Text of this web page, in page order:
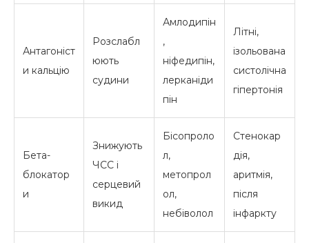
Антагоніст
и кальцію
Розслабл
юють
судини
Амлодипін
,
ніфедипін,
лерканіди
пін
Літні,
ізольована
систолічна
гіпертонія
Бета-
блокатор
и
Знижують
ЧСС і
серцевий
викид
Бісопроло
л,
метопрол
ол,
небіволол
Стенокар
дія,
аритмія,
після
інфаркту